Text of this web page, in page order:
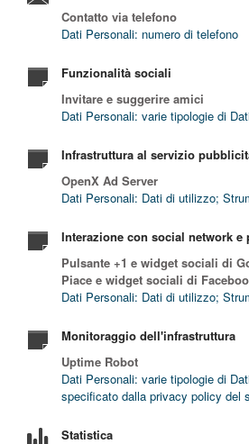
Contatto via telefono
Dati Personali: numero di telefono
Funzionalità sociali
Invitare e suggerire amici
Dati Personali: varie tipologie di
Infrastruttura al servizio
OpenX Ad Server
Dati Personali: Dati di utilizzo;
Interazione con social network e
Pulsante +1 e widget sociali di
Piace e widget sociali di
Dati Personali: Dati di utilizzo;
Monitoraggio dell'infrastruttura
Uptime Robot
Dati Personali: varie tipologie di
specificato dalla privacy policy del
Statistica